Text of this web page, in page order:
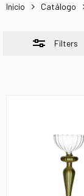
Inicio Catálogo
Filters